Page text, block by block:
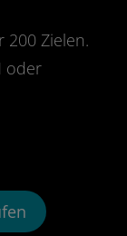
200 Zielen.
oder